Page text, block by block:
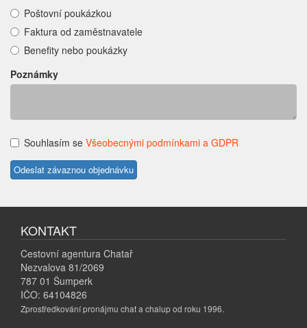
Poštovní poukázkou
Faktura od zaměstnavatele
Benefity nebo poukázky
Poznámky
Souhlasím se Všeobecnými podmínkami a GDPR
KONTAKT
Cestovní agentura Chatař
Nezvalova 81/2069
787 01 Šumperk
IČO: 64104826
Zprostředkování pronájmu chat a chalup od roku 1996.